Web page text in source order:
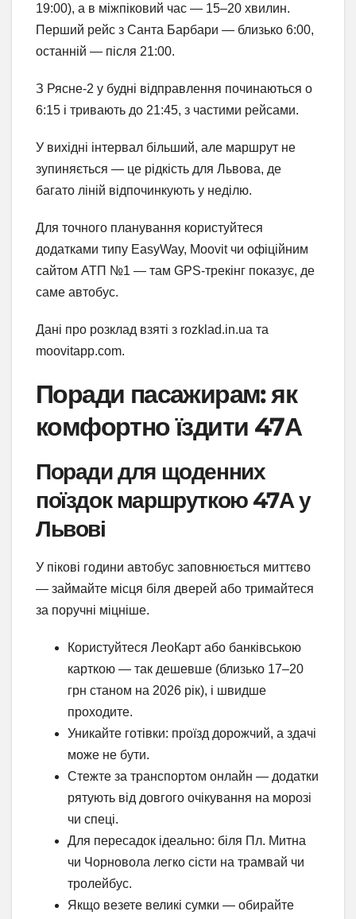
19:00), а в міжпіковий час — 15–20 хвилин.
Перший рейс з Санта Барбари — близько 6:00,
останній — після 21:00.
З Рясне-2 у будні відправлення починаються о
6:15 і тривають до 21:45, з частими рейсами.
У вихідні інтервал більший, але маршрут не
зупиняється — це рідкість для Львова, де
багато ліній відпочинкують у неділю.
Для точного планування користуйтеся
додатками типу EasyWay, Moovit чи офіційним
сайтом АТП №1 — там GPS-трекінг показує, де
саме автобус.
Дані про розклад взяті з rozklad.in.ua та
moovitapp.com.
Поради пасажирам: як
комфортно їздити 47А
Поради для щоденних
поїздок маршруткою 47А у
Львові
У пікові години автобус заповнюється миттєво
— займайте місця біля дверей або тримайтеся
за поручні міцніше.
Користуйтеся ЛеоКарт або банківською
карткою — так дешевше (близько 17–20
грн станом на 2026 рік), і швидше
проходите.
Уникайте готівки: проїзд дорожчий, а здачі
може не бути.
Стежте за транспортом онлайн — додатки
рятують від довгого очікування на морозі
чи спеці.
Для пересадок ідеально: біля Пл. Митна
чи Чорновола легко сісти на трамвай чи
тролейбус.
Якщо везете великі сумки — обирайте